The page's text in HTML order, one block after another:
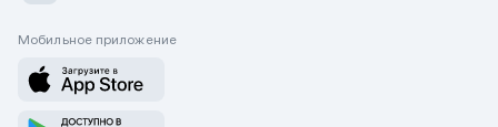
Мобильное приложение